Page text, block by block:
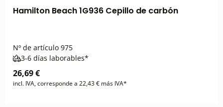
Hamilton Beach 1G936 Cepillo de carbón
Nº de artículo 975
3-6 días laborables*
26,69 €
incl. IVA, corresponde a 22,43 € más IVA*